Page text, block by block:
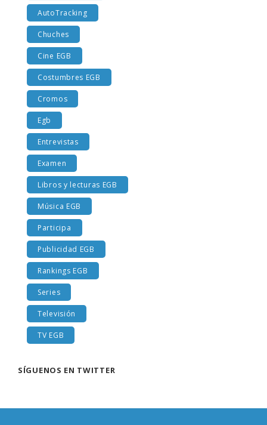
AutoTracking
Chuches
Cine EGB
Costumbres EGB
Cromos
Egb
Entrevistas
Examen
Libros y lecturas EGB
Música EGB
Participa
Publicidad EGB
Rankings EGB
Series
Televisión
TV EGB
SÍGUENOS EN TWITTER